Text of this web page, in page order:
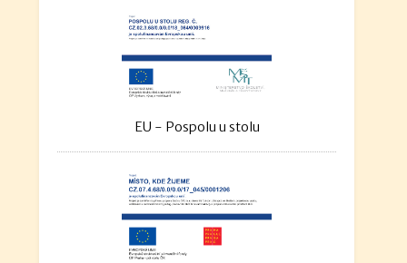
EU - Pospolu u stolu